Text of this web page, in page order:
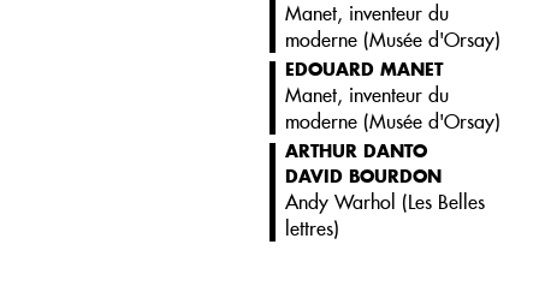
Manet, inventeur du
moderne (Musée d'Orsay)
EDOUARD MANET
Manet, inventeur du
moderne (Musée d'Orsay)
ARTHUR DANTO
DAVID BOURDON
Andy Warhol (Les Belles
lettres)